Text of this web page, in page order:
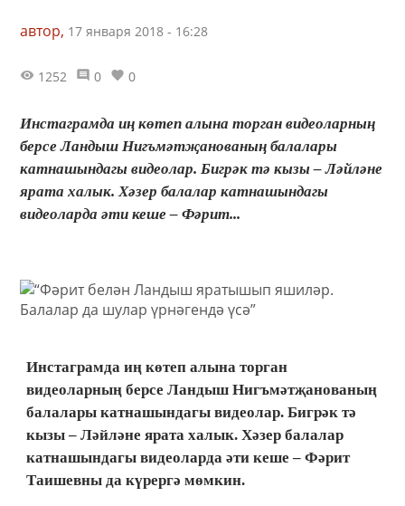
автор, 17 января 2018 - 16:28
1252 0 0
Инстаграмда иң көтеп алына торган видеоларның
берсе Ландыш Нигъмәтҗанованың балалары
катнашындагы видеолар. Бигрәк тә кызы – Ләйләне
ярата халык. Хәзер балалар катнашындагы
видеоларда әти кеше – Фәрит...
Инстаграмда иң көтеп алына торган
видеоларның берсе Ландыш Нигъмәтҗанованың
балалары катнашындагы видеолар. Бигрәк тә
кызы – Ләйләне ярата халык. Хәзер балалар
катнашындагы видеоларда әти кеше – Фәрит
Таишевны да күрергә мөмкин.